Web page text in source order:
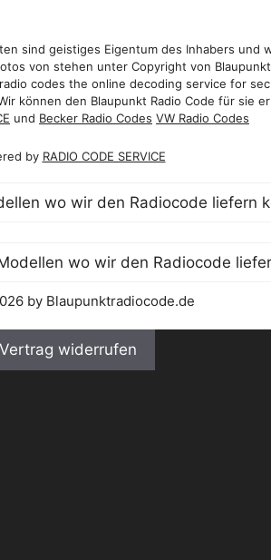
sind geistiges Eigentum des Inhabers und
von stehen unter Copyright von
codes the online decoding service for
können den Blaupunkt Radio Code für sie
und Becker Radio Codes VW Radio Codes
by RADIO CODE SERVICE
by Blaupunktradiocode.de
Vertrag widerrufen